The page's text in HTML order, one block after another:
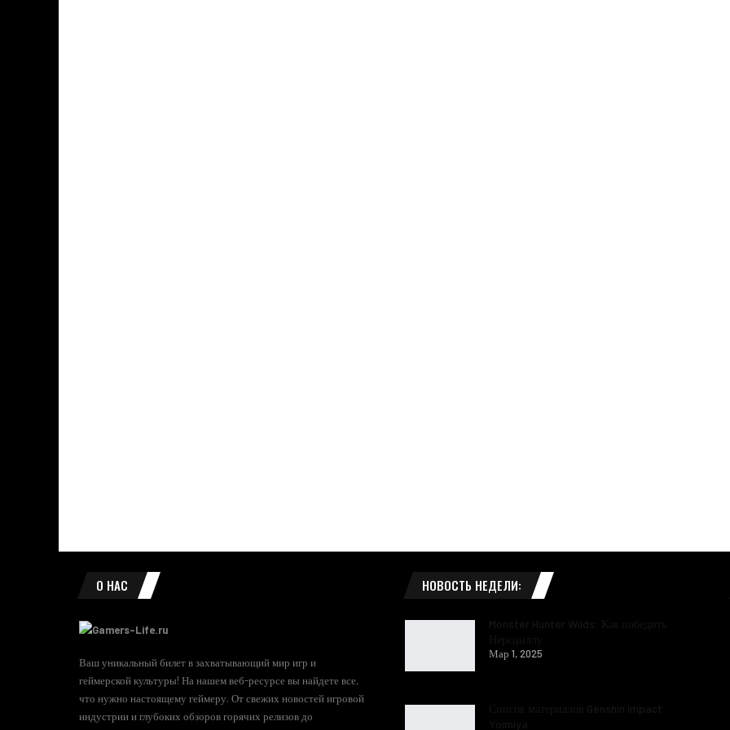
О НАС
Ваш уникальный билет в захватывающий мир игр и
геймерской культуры! На нашем веб-ресурсе вы найдете все,
что нужно настоящему геймеру. От свежих новостей игровой
индустрии и глубоких обзоров горячих релизов до
НОВОСТЬ НЕДЕЛИ:
Мар 1, 2025